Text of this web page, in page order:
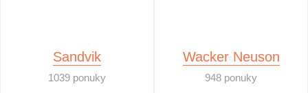
Sandvik
1039 ponuky
Wacker Neuson
948 ponuky